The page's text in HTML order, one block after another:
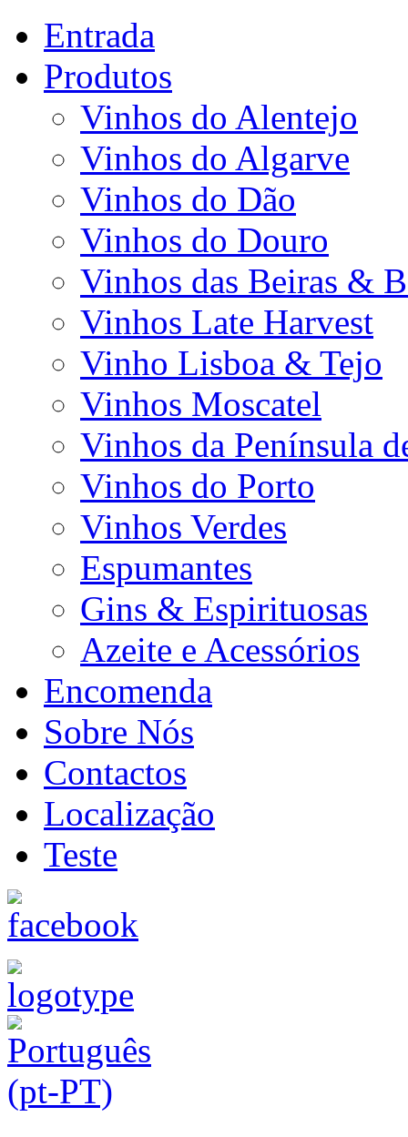
Entrada
Produtos
Vinhos do Alentejo
Vinhos do Algarve
Vinhos do Dão
Vinhos do Douro
Vinhos das Beiras &
Vinhos Late Harvest
Vinho Lisboa & Tejo
Vinhos Moscatel
Vinhos da Península
Vinhos do Porto
Vinhos Verdes
Espumantes
Gins & Espirituosas
Azeite e Acessórios
Encomenda
Sobre Nós
Contactos
Localização
Teste